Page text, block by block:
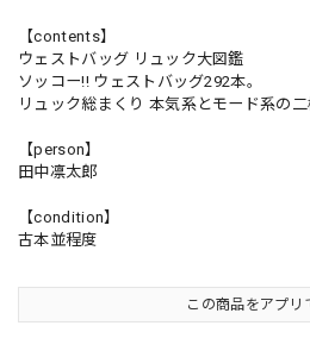
【contents】
ウェストバッグ リュック大図鑑
ソッコー!! ウェストバッグ292本。
リュック総まくり 本気系とモード系の二
【person】
田中凛太郎
【condition】
古本並程度
この商品をアプリ